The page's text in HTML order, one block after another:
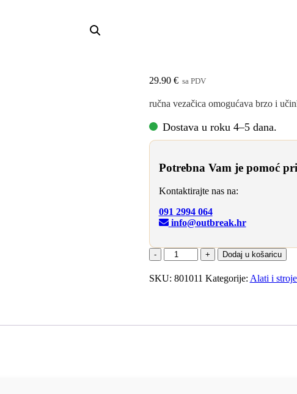
29.90 € sa PDV
ručna vezačica omogućava brzo i
Dostava u roku 4–5 dana.
Potrebna Vam je pomoć
Kontaktirajte nas na:
091 2994 064
info@outbreak.hr
AGROMAXX
RUČNA
VEZAČICA
Dodaj u košaricu
SKU: 801011 Kategorije: Alati i